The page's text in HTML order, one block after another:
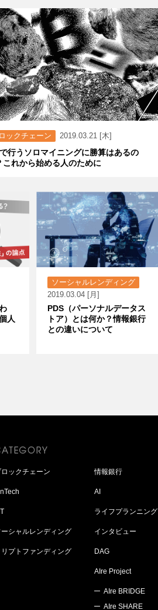
ックチェーン 2019.03.21 [木]
行うソロマイニングに勝算はあるの
これから始める人のために
人
ソーシャルレンディング
2019.03.04 [月]
PDS（パーソナルデータス
トア）とは何か？情報銀行
との違いについて
ロックチェーン
ーシャルレンディング
リプトファンディング
情報銀行
AI
ライフプランニング
インタビュー
DAG
AIre Project
AIre BRIDGE
AIre SHARE